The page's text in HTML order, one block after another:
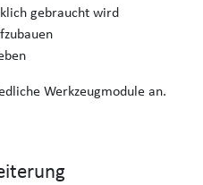
gebraucht wird
Werkzeugmodule an.